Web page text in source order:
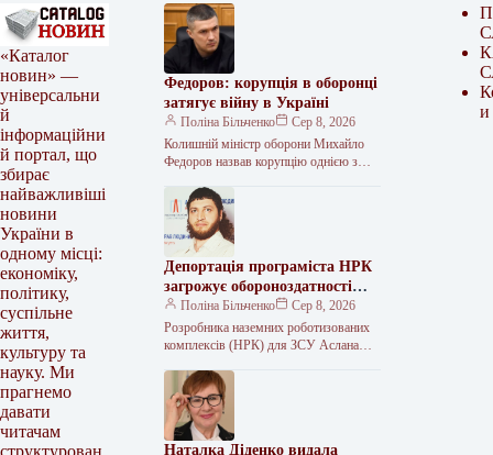
«Каталог
новин» —
універсальни
й
інформаційни
й портал, що
збирає
найважливіші
новини
України в
одному місці:
економіку,
політику,
суспільне
життя,
культуру та
науку. Ми
прагнемо
давати
читачам
Федоров: корупція в оборонці
затягує війну в Україні
Поліна Більченко
Сер 8, 2026
Колишній міністр оборони Михайло
Федоров назвав корупцію однією з
заважає швидкому завершенню війни.
Це стосується, зокрема,…
Депортація програміста НРК
загрожує обороноздатності
України
Поліна Більченко
Сер 8, 2026
Розробника наземних роботизованих
комплексів (НРК) для ЗСУ Аслана
Видача українського волонтера та
розробника унікальних технологій
для…
Наталка Діденко видала
и